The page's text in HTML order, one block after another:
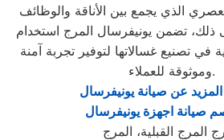
الذي يجمع بين الأناقة والوظائف
ذلك، تضمن يونيفرسال المرج استخدام
في تصنيع غسالاتها لتوفير تجربة آمنة
وموثوقة للعملاء.
عن صيانة يونيفرسال
صيانة اجهزة يونيفرسال
المرج القبلية، المرج